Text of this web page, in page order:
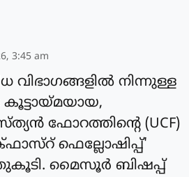
3:45 am
വിഭാഗങ്ങളിൽ നിന്നുള്ള
ഫോറത്തിന്റെ (UCF)
ഫെല്ലോഷിപ്പ്'
മൈസൂർ ബിഷപ്പ്